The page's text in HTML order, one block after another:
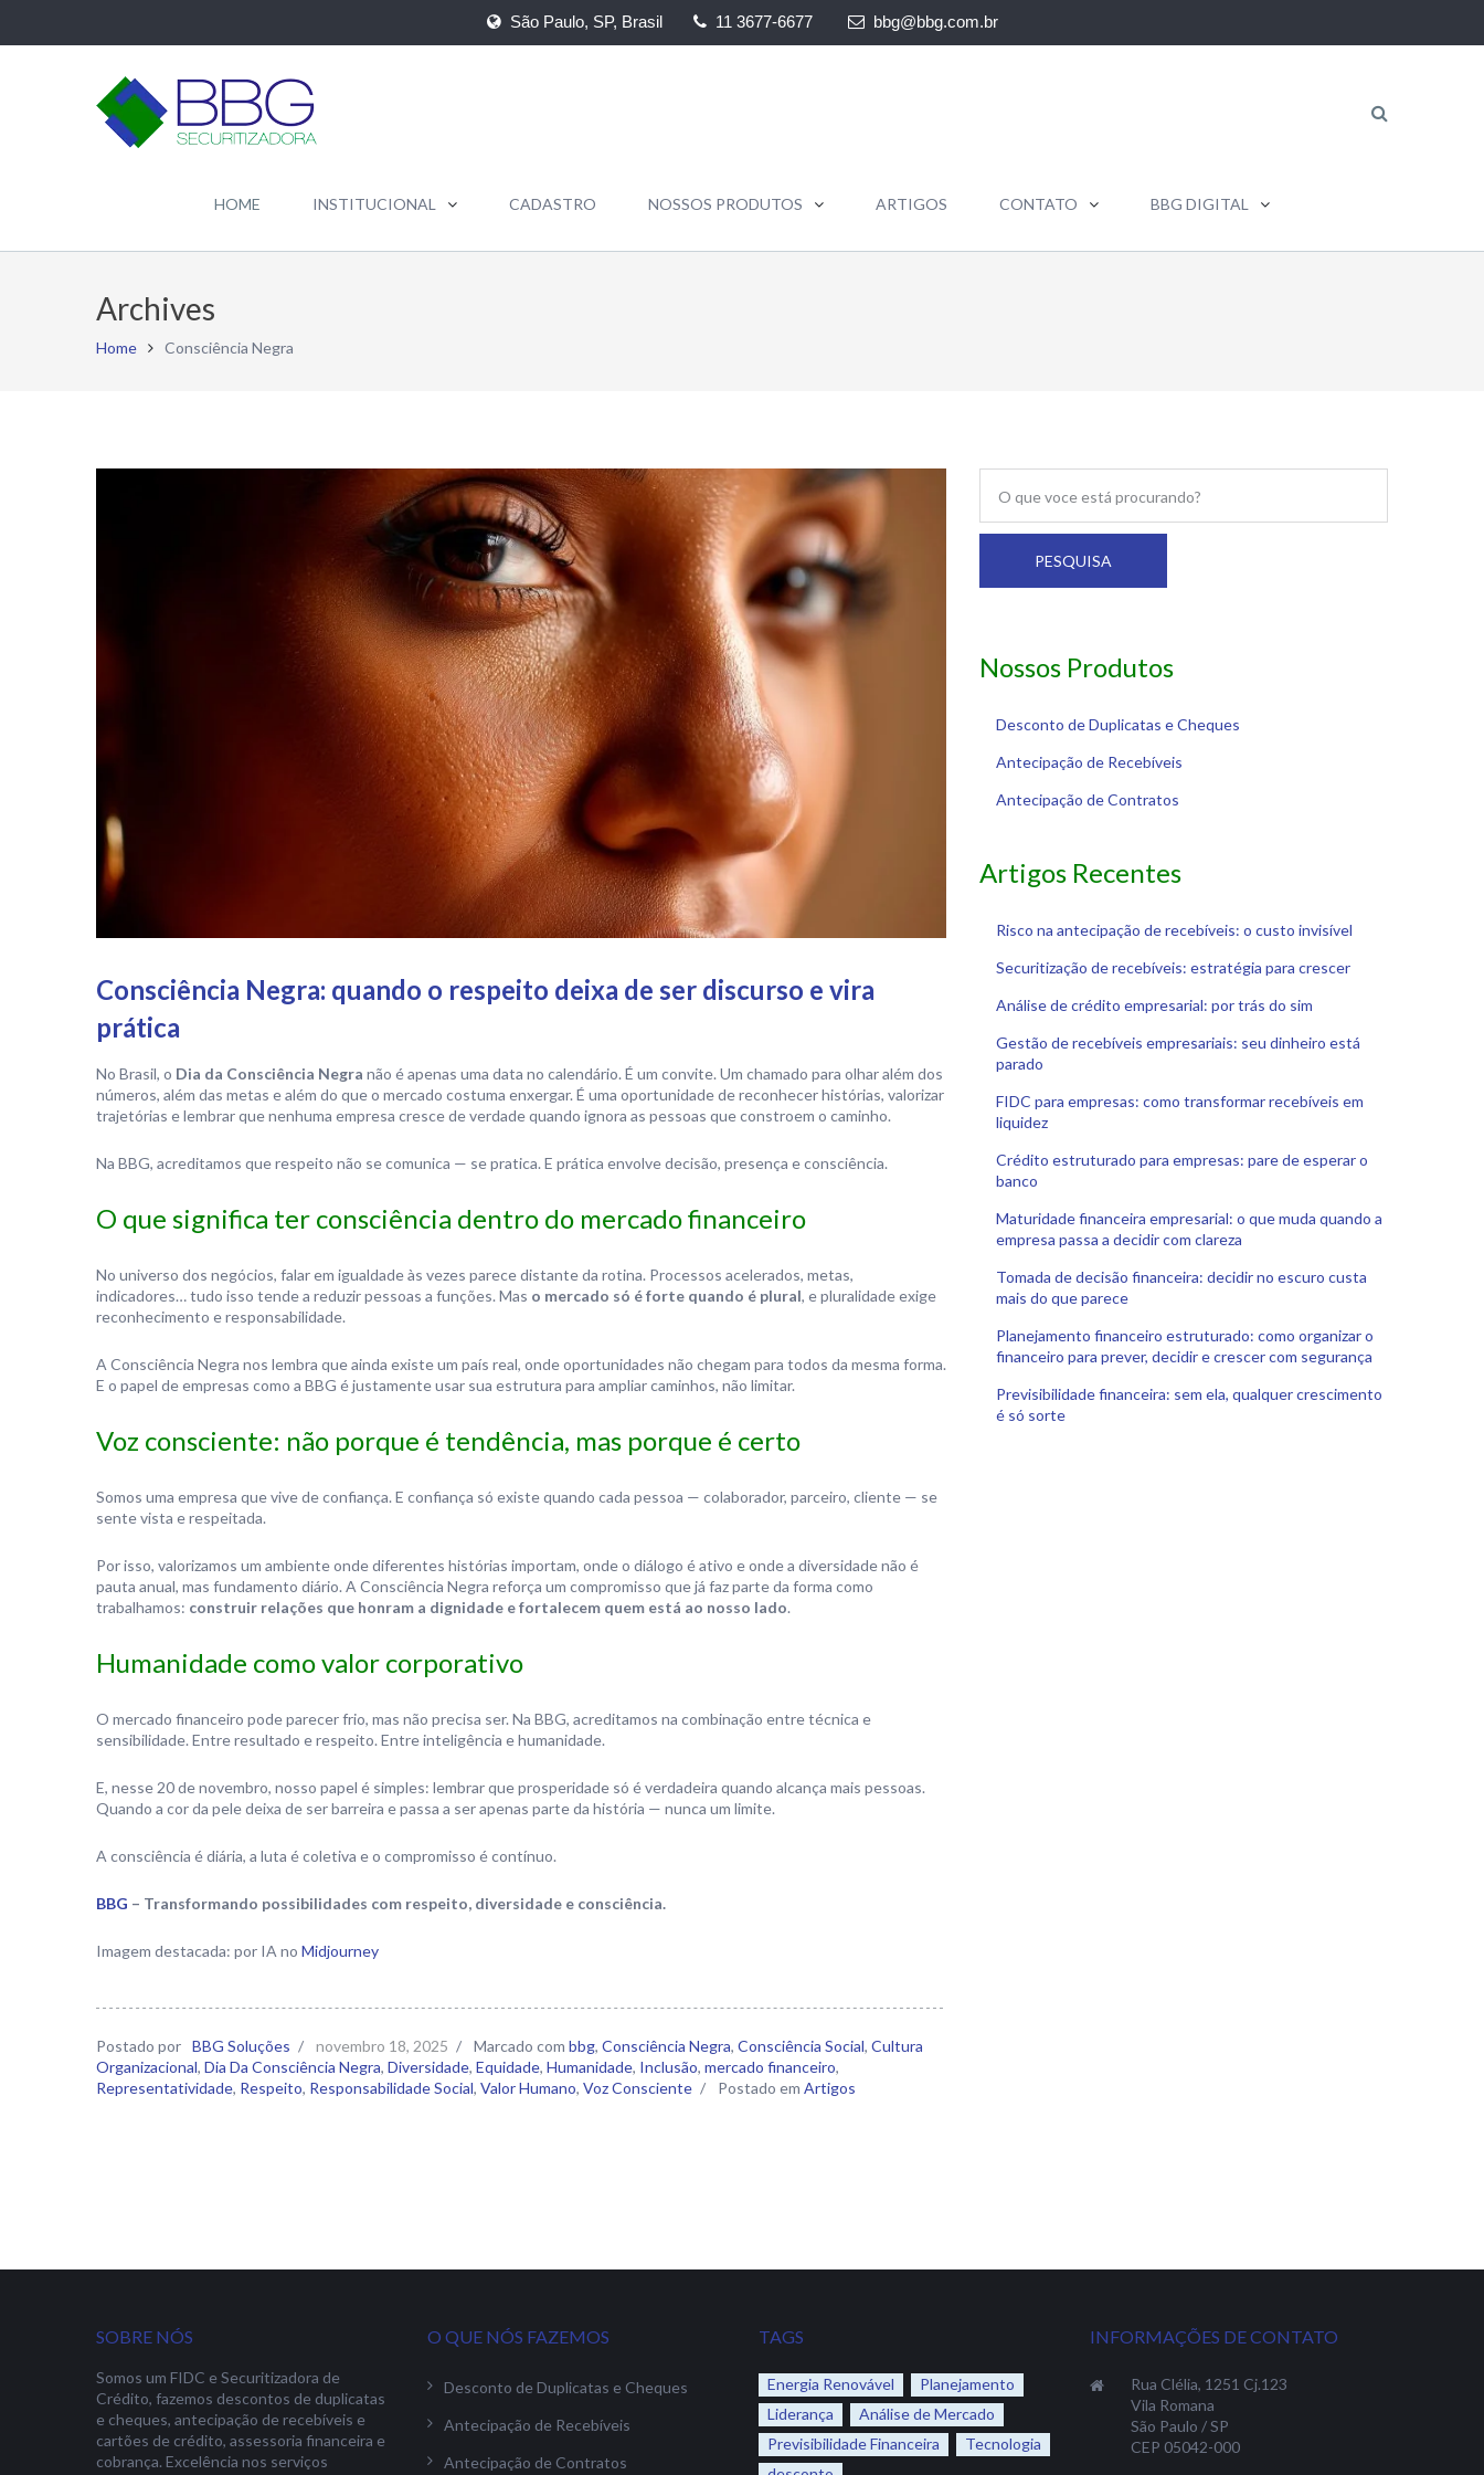
São Paulo, SP, Brasil 11 3677-6677 bbg@bbg.com.br
HOME INSTITUCIONAL CADASTRO NOSSOS PRODUTOS ARTIGOS CONTATO BBG DIGITAL
Archives
Home Consciência Negra
Consciência Negra: quando o respeito deixa de ser discurso e vira
prática
No Brasil, o Dia da Consciência Negra não é apenas uma data no calendário. É um convite. Um chamado para olhar além dos
números, além das metas e além do que o mercado costuma enxergar. É uma oportunidade de reconhecer histórias, valorizar
trajetórias e lembrar que nenhuma empresa cresce de verdade quando ignora as pessoas que constroem o caminho.
Na BBG, acreditamos que respeito não se comunica — se pratica. E prática envolve decisão, presença e consciência.
O que significa ter consciência dentro do mercado financeiro
No universo dos negócios, falar em igualdade às vezes parece distante da rotina. Processos acelerados, metas,
indicadores… tudo isso tende a reduzir pessoas a funções. Mas o mercado só é forte quando é plural, e pluralidade exige
reconhecimento e responsabilidade.
A Consciência Negra nos lembra que ainda existe um país real, onde oportunidades não chegam para todos da mesma forma.
E o papel de empresas como a BBG é justamente usar sua estrutura para ampliar caminhos, não limitar.
Voz consciente: não porque é tendência, mas porque é certo
Somos uma empresa que vive de confiança. E confiança só existe quando cada pessoa — colaborador, parceiro, cliente — se
sente vista e respeitada.
Por isso, valorizamos um ambiente onde diferentes histórias importam, onde o diálogo é ativo e onde a diversidade não é
pauta anual, mas fundamento diário. A Consciência Negra reforça um compromisso que já faz parte da forma como
trabalhamos: construir relações que honram a dignidade e fortalecem quem está ao nosso lado.
Humanidade como valor corporativo
O mercado financeiro pode parecer frio, mas não precisa ser. Na BBG, acreditamos na combinação entre técnica e
sensibilidade. Entre resultado e respeito. Entre inteligência e humanidade.
E, nesse 20 de novembro, nosso papel é simples: lembrar que prosperidade só é verdadeira quando alcança mais pessoas.
Quando a cor da pele deixa de ser barreira e passa a ser apenas parte da história — nunca um limite.
A consciência é diária, a luta é coletiva e o compromisso é contínuo.
BBG – Transformando possibilidades com respeito, diversidade e consciência.
Imagem destacada: por IA no Midjourney
Postado por BBG Soluções / novembro 18, 2025 / Marcado com bbg, Consciência Negra, Consciência Social, Cultura
Organizacional, Dia Da Consciência Negra, Diversidade, Equidade, Humanidade, Inclusão, mercado financeiro,
Representatividade, Respeito, Responsabilidade Social, Valor Humano, Voz Consciente / Postado em Artigos
PESQUISA
Nossos Produtos
Desconto de Duplicatas e Cheques
Antecipação de Recebíveis
Antecipação de Contratos
Artigos Recentes
Risco na antecipação de recebíveis: o custo invisível
Securitização de recebíveis: estratégia para crescer
Análise de crédito empresarial: por trás do sim
Gestão de recebíveis empresariais: seu dinheiro está
parado
FIDC para empresas: como transformar recebíveis em
liquidez
Crédito estruturado para empresas: pare de esperar o
banco
Maturidade financeira empresarial: o que muda quando a
empresa passa a decidir com clareza
Tomada de decisão financeira: decidir no escuro custa
mais do que parece
Planejamento financeiro estruturado: como organizar o
financeiro para prever, decidir e crescer com segurança
Previsibilidade financeira: sem ela, qualquer crescimento
é só sorte
SOBRE NÓS
Somos um FIDC e Securitizadora de
Crédito, fazemos descontos de duplicatas
e cheques, antecipação de recebíveis e
cartões de crédito, assessoria financeira e
cobrança. Excelência nos serviços
O QUE NÓS FAZEMOS
Desconto de Duplicatas e Cheques
Antecipação de Recebíveis
Antecipação de Contratos
TAGS
Energia Renovável
Planejamento
Liderança
Análise de Mercado
Previsibilidade Financeira
Tecnologia
INFORMAÇÕES DE CONTATO
Rua Clélia, 1251 Cj.123
Vila Romana
São Paulo / SP
CEP 05042-000